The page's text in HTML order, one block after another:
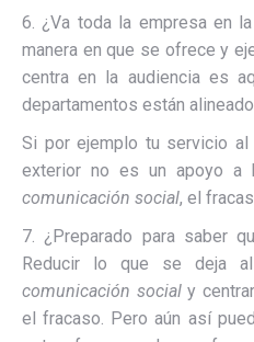
6. ¿Va toda la empresa en
manera en que se ofrece y
centra en la audiencia es
departamentos están
Si por ejemplo tu servicio al
exterior no es un apoyo
comunicación social, el
7. ¿Preparado para saber
Reducir lo que se deja
comunicación socialy
el fracaso. Pero aún así